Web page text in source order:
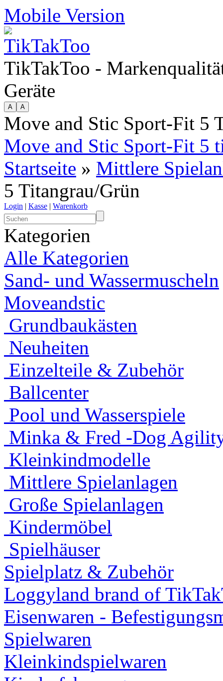
Mobile Version
TikTakToo -
Geräte
Move and Stic Sport-Fit 5
Move and Stic Sport-Fit 5
Startseite » Mittlere
5 Titangrau/Grün
Login | Kasse | Warenkorb
Kategorien
Alle Kategorien
Sand- und Wassermuscheln
Moveandstic
Grundbaukästen
Neuheiten
Einzelteile & Zubehör
Ballcenter
Pool und Wasserspiele
Minka & Fred -Dog
Kleinkindmodelle
Mittlere Spielanlagen
Große Spielanlagen
Kindermöbel
Spielhäuser
Spielplatz & Zubehör
Loggyland brand of
Eisenwaren -
Spielwaren
Kleinkindspielwaren